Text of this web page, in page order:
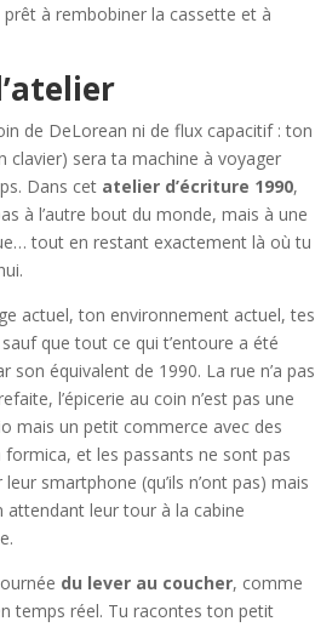
prêt à rembobiner la cassette et à
de DeLorean ni de flux capacitif : ton
clavier) sera ta machine à voyager
Dans cet atelier d’écriture 1990,
à l’autre bout du monde, mais à une
tout en restant exactement là où tu
actuel, ton environnement actuel, tes
que tout ce qui t’entoure a été
son équivalent de 1990. La rue n’a pas
l’épicerie au coin n’est pas une
mais un petit commerce avec des
formica, et les passants ne sont pas
smartphone (qu’ils n’ont pas) mais
attendant leur tour à la cabine
du lever au coucher, comme
temps réel. Tu racontes ton petit